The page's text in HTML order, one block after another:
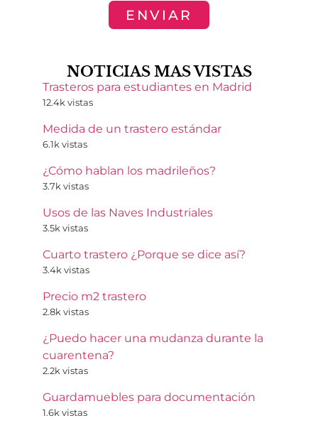
ENVIAR
NOTICIAS MAS VISTAS
Trasteros para estudiantes en Madrid
12.4k vistas
Medida de un trastero estándar
6.1k vistas
¿Cómo hablan los madrileños?
3.7k vistas
Usos de las Naves Industriales
3.5k vistas
Cuarto trastero ¿Porque se dice así?
3.4k vistas
Precio m2 trastero
2.8k vistas
¿Puedo hacer una mudanza durante la
cuarentena?
2.2k vistas
Guardamuebles para documentación
1.6k vistas